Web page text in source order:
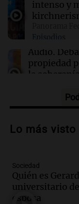
21:49 Mundo
$567 millones
en línea
intenso y
Episodios
Audio.
propiedad
la
Audio.
marchan
Audio.El
adelantó
Viva la
Lo más visto
Sociedad
Quién es
universitario
esposa